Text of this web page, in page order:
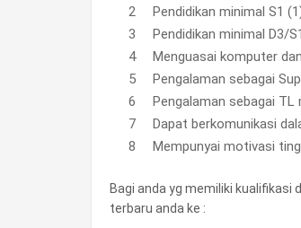
Pendidikan minimal S1
Pendidikan minimal D3/
Menguasai komputer
Pengalaman sebagai
Pengalaman sebagai TL
Dapat berkomunikasi
Mempunyai motivasi
Bagi anda yg memiliki
terbaru anda ke :